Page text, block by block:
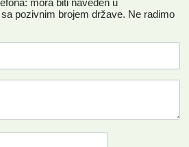
mora biti naveden u
pozivnim brojem države. Ne radimo